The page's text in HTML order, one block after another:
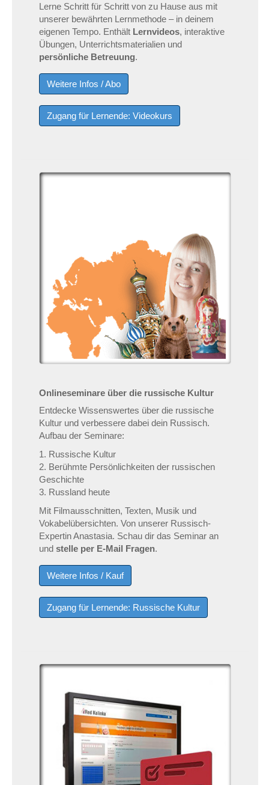
Lerne Schritt für Schritt von zu Hause aus mit
unserer bewährten Lernmethode – in deinem
eigenen Tempo. Enthält Lernvideos, interaktive
Übungen, Unterrichtsmaterialien und
persönliche Betreuung.
Weitere Infos / Abo
Zugang für Lernende: Videokurs
Onlineseminare über die russische Kultur
Entdecke Wissenswertes über die russische
Kultur und verbessere dabei dein Russisch.
Aufbau der Seminare:
1. Russische Kultur
2. Berühmte Persönlichkeiten der russischen
Geschichte
3. Russland heute
Mit Filmausschnitten, Texten, Musik und
Vokabelübersichten. Von unserer Russisch-
Expertin Anastasia. Schau dir das Seminar an
und stelle per E-Mail Fragen.
Weitere Infos / Kauf
Zugang für Lernende: Russische Kultur